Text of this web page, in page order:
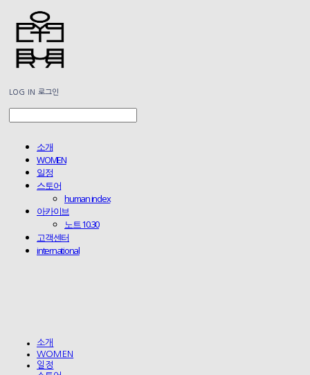
LOG IN 로그인
소개
WOMEN
일정
스토어
human index
아카이브
노트 10.30
고객센터
international
소개
WOMEN
일정